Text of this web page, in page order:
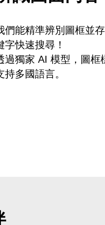
們能精準辨別圖框並
字快速搜尋！
過獨家 AI 模型，圖框
持多國語言。